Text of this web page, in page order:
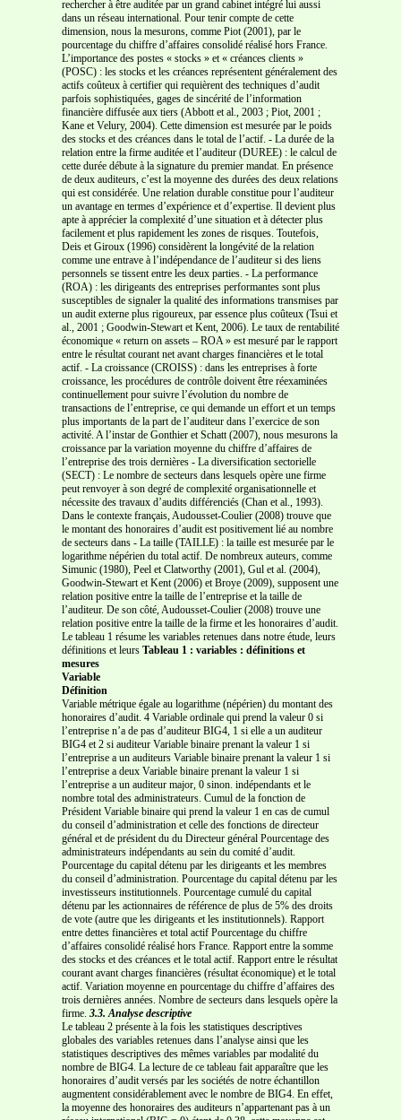
rechercher à être auditée par un grand cabinet intégré lui aussi
dans un réseau international. Pour tenir compte de cette
dimension, nous la mesurons, comme Piot (2001), par le
pourcentage du chiffre d’affaires consolidé réalisé hors France.
L’importance des postes « stocks » et « créances clients »
(POSC) : les stocks et les créances représentent généralement des
actifs coûteux à certifier qui requièrent des techniques d’audit
parfois sophistiquées, gages de sincérité de l’information
financière diffusée aux tiers (Abbott et al., 2003 ; Piot, 2001 ;
Kane et Velury, 2004). Cette dimension est mesurée par le poids
des stocks et des créances dans le total de l’actif. - La durée de la
relation entre la firme auditée et l’auditeur (DUREE) : le calcul de
cette durée débute à la signature du premier mandat. En présence
de deux auditeurs, c’est la moyenne des durées des deux relations
qui est considérée. Une relation durable constitue pour l’auditeur
un avantage en termes d’expérience et d’expertise. Il devient plus
apte à apprécier la complexité d’une situation et à détecter plus
facilement et plus rapidement les zones de risques. Toutefois,
Deis et Giroux (1996) considèrent la longévité de la relation
comme une entrave à l’indépendance de l’auditeur si des liens
personnels se tissent entre les deux parties. - La performance
(ROA) : les dirigeants des entreprises performantes sont plus
susceptibles de signaler la qualité des informations transmises par
un audit externe plus rigoureux, par essence plus coûteux (Tsui et
al., 2001 ; Goodwin-Stewart et Kent, 2006). Le taux de rentabilité
économique « return on assets – ROA » est mesuré par le rapport
entre le résultat courant net avant charges financières et le total
actif. - La croissance (CROISS) : dans les entreprises à forte
croissance, les procédures de contrôle doivent être réexaminées
continuellement pour suivre l’évolution du nombre de
transactions de l’entreprise, ce qui demande un effort et un temps
plus importants de la part de l’auditeur dans l’exercice de son
activité. A l’instar de Gonthier et Schatt (2007), nous mesurons la
croissance par la variation moyenne du chiffre d’affaires de
l’entreprise des trois dernières - La diversification sectorielle
(SECT) : Le nombre de secteurs dans lesquels opère une firme
peut renvoyer à son degré de complexité organisationnelle et
nécessite des travaux d’audits différenciés (Chan et al., 1993).
Dans le contexte français, Audousset-Coulier (2008) trouve que
le montant des honoraires d’audit est positivement lié au nombre
de secteurs dans - La taille (TAILLE) : la taille est mesurée par le
logarithme népérien du total actif. De nombreux auteurs, comme
Simunic (1980), Peel et Clatworthy (2001), Gul et al. (2004),
Goodwin-Stewart et Kent (2006) et Broye (2009), supposent une
relation positive entre la taille de l’entreprise et la taille de
l’auditeur. De son côté, Audousset-Coulier (2008) trouve une
relation positive entre la taille de la firme et les honoraires d’audit.
Le tableau 1 résume les variables retenues dans notre étude, leurs
définitions et leurs Tableau 1 : variables : définitions et
mesures
Variable
Définition
Variable métrique égale au logarithme (népérien) du montant des
honoraires d’audit. 4 Variable ordinale qui prend la valeur 0 si
l’entreprise n’a de pas d’auditeur BIG4, 1 si elle a un auditeur
BIG4 et 2 si auditeur Variable binaire prenant la valeur 1 si
l’entreprise a un auditeurs Variable binaire prenant la valeur 1 si
l’entreprise a deux Variable binaire prenant la valeur 1 si
l’entreprise a un auditeur major, 0 sinon. indépendants et le
nombre total des administrateurs. Cumul de la fonction de
Président Variable binaire qui prend la valeur 1 en cas de cumul
du conseil d’administration et celle des fonctions de directeur
général et de président du du Directeur général Pourcentage des
administrateurs indépendants au sein du comité d’audit.
Pourcentage du capital détenu par les dirigeants et les membres
du conseil d’administration. Pourcentage du capital détenu par les
investisseurs institutionnels. Pourcentage cumulé du capital
détenu par les actionnaires de référence de plus de 5% des droits
de vote (autre que les dirigeants et les institutionnels). Rapport
entre dettes financières et total actif Pourcentage du chiffre
d’affaires consolidé réalisé hors France. Rapport entre la somme
des stocks et des créances et le total actif. Rapport entre le résultat
courant avant charges financières (résultat économique) et le total
actif. Variation moyenne en pourcentage du chiffre d’affaires des
trois dernières années. Nombre de secteurs dans lesquels opère la
firme. 3.3. Analyse descriptive
Le tableau 2 présente à la fois les statistiques descriptives
globales des variables retenues dans l’analyse ainsi que les
statistiques descriptives des mêmes variables par modalité du
nombre de BIG4. La lecture de ce tableau fait apparaître que les
honoraires d’audit versés par les sociétés de notre échantillon
augmentent considérablement avec le nombre de BIG4. En effet,
la moyenne des honoraires des auditeurs n’appartenant pas à un